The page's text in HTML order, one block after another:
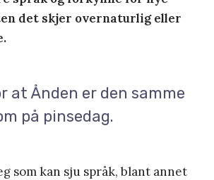
det skjer overnaturlig eller
at Ånden er den samme
på pinsedag.
som kan sju språk, blant annet